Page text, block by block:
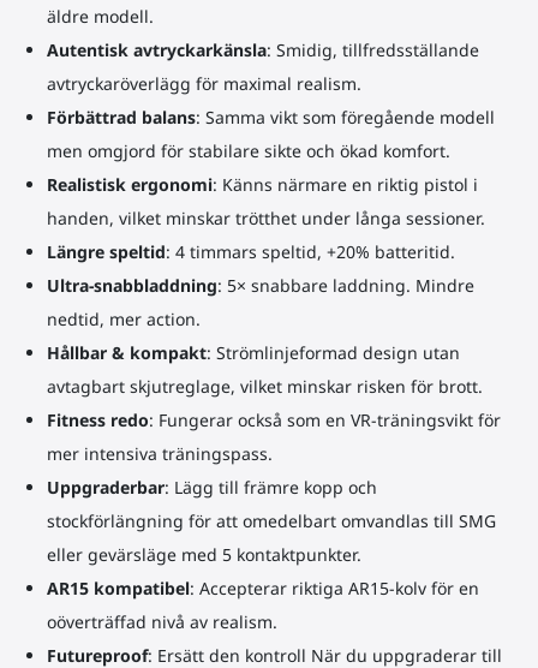
äldre modell.
Autentisk avtryckarkänsla: Smidig, tillfredsställande
avtryckaröverlägg för maximal realism.
Förbättrad balans: Samma vikt som föregående modell
men omgjord för stabilare sikte och ökad komfort.
Realistisk ergonomi: Känns närmare en riktig pistol i
handen, vilket minskar trötthet under långa sessioner.
Längre speltid: 4 timmars speltid, +20% batteritid.
Ultra-snabbladdning: 5× snabbare laddning. Mindre
nedtid, mer action.
Hållbar & kompakt: Strömlinjeformad design utan
avtagbart skjutreglage, vilket minskar risken för brott.
Fitness redo: Fungerar också som en VR-träningsvikt för
mer intensiva träningspass.
Uppgraderbar: Lägg till främre kopp och
stockförlängning för att omedelbart omvandlas till SMG
eller gevärsläge med 5 kontaktpunkter.
AR15 kompatibel: Accepterar riktiga AR15-kolv för en
oöverträffad nivå av realism.
Futureproof: Ersätt den kontroll När du uppgraderar till